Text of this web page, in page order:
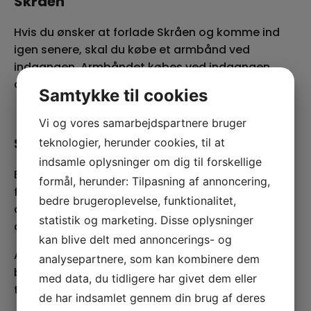
Hvis du ønsker at forlade Skråen og komme ind
igen senere, skal du købe et armbånd ved
indgangen. Armbåndet købes ved indgangen
og koster 20 kr.
Skal mit barn have billet?
Børn under 1 år har gratis adgang, når de er i
følge med en betalende voksen. Fra 1 år skal
alle gæster have en gyldig billet, medmindre
andet er oplyst for det enkelte arrangement.
Af hensyn til sikkerhed og flugtveje er
barnevogne, klapvogne og autostole ikke
tilladt i koncertområdet.
Samtykke til cookies
Vi og vores samarbejdspartnere bruger
teknologier, herunder cookies, til at
indsamle oplysninger om dig til forskellige
formål, herunder: Tilpasning af annoncering,
bedre brugeroplevelse, funktionalitet,
statistik og marketing. Disse oplysninger
kan blive delt med annoncerings- og
analysepartnere, som kan kombinere dem
med data, du tidligere har givet dem eller
de har indsamlet gennem din brug af deres